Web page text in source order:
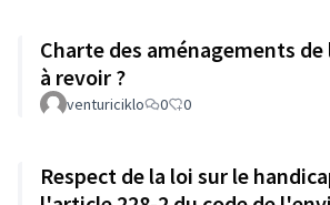
Charte des aménagements
à revoir ?
venturiciklo 0 0
Respect de la loi sur le